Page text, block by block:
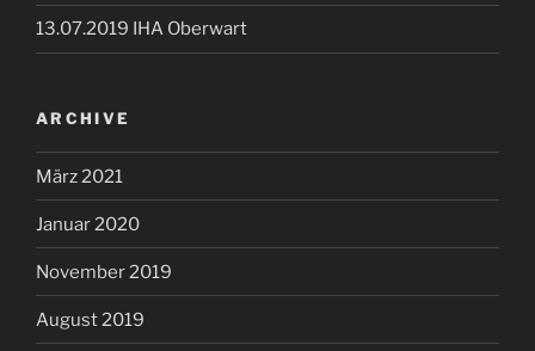
13.07.2019 IHA Oberwart
ARCHIVE
März 2021
Januar 2020
November 2019
August 2019